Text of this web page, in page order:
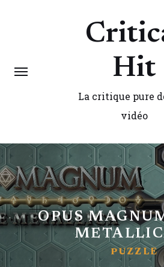
Hit
La critique pure
vidéo
OPUS
PUZZLE